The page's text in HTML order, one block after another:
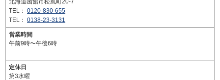
北海道函館市松風町20-7
TEL： 0120-830-655
TEL： 0138-23-3131
営業時間
午前9時〜午後6時
定休日
第3水曜